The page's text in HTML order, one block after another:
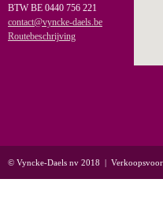
BTW BE 0440 756 221
contact@vyncke-daels.be
Routebeschrijving
© Vyncke-Daels nv 2018 |